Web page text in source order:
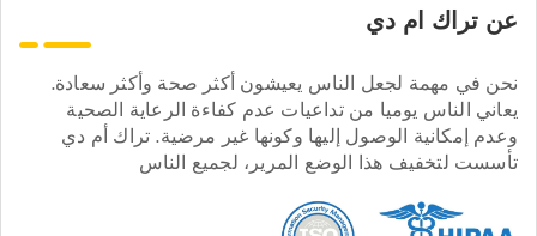
عن تراك ام دي
نحن في مهمة لجعل الناس يعيشون أكثر صحة وأكثر سعادة.
يعاني الناس يوميا من تداعيات عدم كفاءة الرعاية الصحية
وعدم إمكانية الوصول إليها وكونها غير مرضية. تراك أم دي
تأسست لتخفيف هذا الوضع المرير، لجميع الناس